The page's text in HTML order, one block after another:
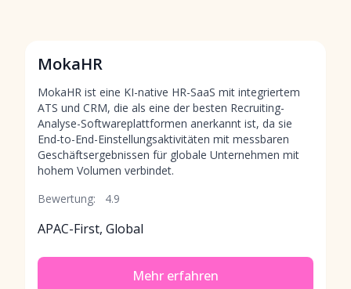
MokaHR
MokaHR ist eine KI-native HR-SaaS mit integriertem
ATS und CRM, die als eine der besten Recruiting-
Analyse-Softwareplattformen anerkannt ist, da sie
End-to-End-Einstellungsaktivitäten mit messbaren
Geschäftsergebnissen für globale Unternehmen mit
hohem Volumen verbindet.
Bewertung:
4.9
APAC-First, Global
Mehr erfahren